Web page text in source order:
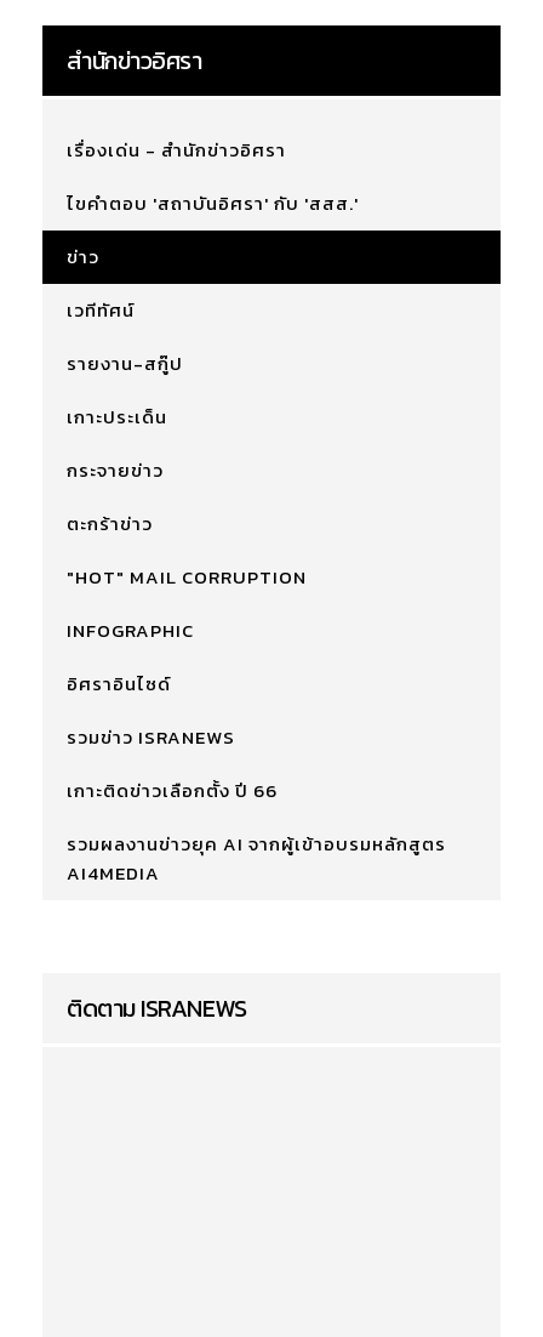
สำนักข่าวอิศรา
เรื่องเด่น - สำนักข่าวอิศรา
ไขคำตอบ 'สถาบันอิศรา' กับ 'สสส.'
ข่าว
เวทีทัศน์
รายงาน-สกู๊ป
เกาะประเด็น
กระจายข่าว
ตะกร้าข่าว
"HOT" MAIL CORRUPTION
INFOGRAPHIC
อิศราอินไซด์
รวมข่าว ISRANEWS
เกาะติดข่าวเลือกตั้ง ปี 66
รวมผลงานข่าวยุค AI จากผู้เข้าอบรมหลักสูตร
AI4MEDIA
ติดตาม ISRANEWS